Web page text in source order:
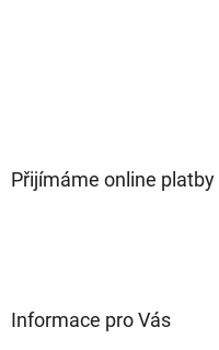
Přijímáme online platby
Informace pro Vás